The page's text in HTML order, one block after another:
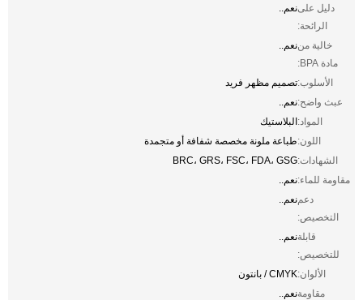
دليل على
الرائحة:
نعم..
خالية من
مادة BPA:
نعم..
الأسلوب:تصميم مظهر فريد
عبث واضح:نعم..
المواد:البلاستيك
اللون:طباعة ملونة مخصصة شفافة أو متجمدة
الشهادات:BRC، GRS، FSC، FDA، GSG
مقاومة للماء:نعم..
دعم
التخصيص:
نعم..
قابلة
للتخصيص:
نعم..
الألوان:CMYK / بانتون
مقاومةنعم..